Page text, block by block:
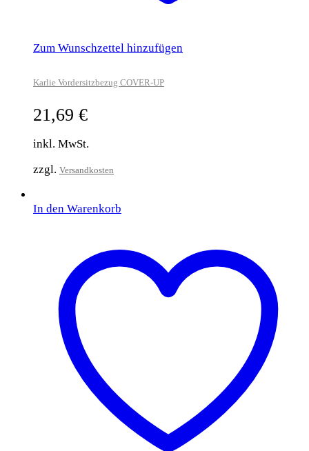
Zum Wunschzettel hinzufügen
Karlie Vordersitzbezug COVER-UP
21,69 €
inkl. MwSt.
zzgl. Versandkosten
In den Warenkorb